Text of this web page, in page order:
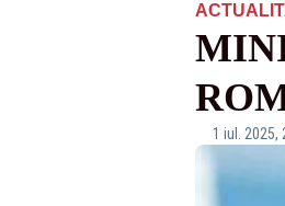
1 iul. 2025,